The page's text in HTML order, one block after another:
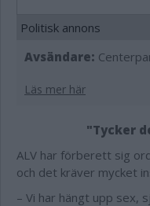
Politisk annons
Avsändare:
Läs mer här
"Tycker
ALV har förberett sig
och det kräver mycket
– Vi har hängt upp sex,